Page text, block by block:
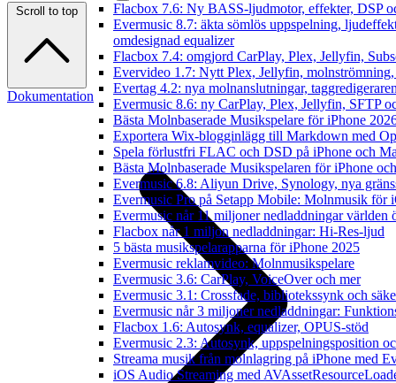
Flacbox 7.6: Ny BASS-ljudmotor, effekter, DSP
Evermusic 8.7: äkta sömlös uppspelning,
omdesignad equalizer
Flacbox 7.4: omgjord CarPlay, Plex, Jellyfin,
Evervideo 1.7: Nytt Plex, Jellyfin, molnströmning,
Evertag 4.2: nya molnanslutningar,
Evermusic 8.6: ny CarPlay, Plex, Jellyfin, SFTP
Bästa Molnbaserade Musikspelare för iPhone
Exportera Wix-blogginlägg till Markdown med
Spela förlustfri FLAC och DSD på iPhone och
Bästa Molnbaserade Musikspelaren för iPhone
Evermusic 6.8: Aliyun Drive, Synology, nya
Evermusic Pro på Setapp Mobile: Molnmusik för
Evermusic når 11 miljoner nedladdningar världen
Flacbox når 1 miljon nedladdningar: Hi-Res-ljud
5 bästa musikspelarapparna för iPhone 2025
Evermusic reklamvideo: Molnmusikspelare
Evermusic 3.6: CarPlay, VoiceOver och mer
Evermusic 3.1: Crossfade, bibliotekssynk och
Evermusic når 3 miljoner nedladdningar:
Flacbox 1.6: Autosynk, equalizer, OPUS-stöd
Evermusic 2.3: Autosynk, uppspelningsposition
Streama musik från molnlagring på iPhone med
iOS Audio Streaming med
Scroll to top
Dokumentation